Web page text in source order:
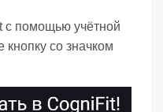
с помощью учётной
со значком